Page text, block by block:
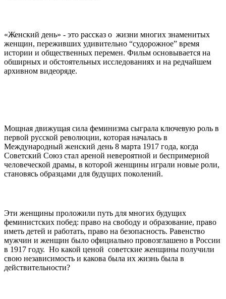
«Женский день» - это рассказ о жизни многих знаменитых
женщин, переживших удивительно “судорожное” время
истории и общественных перемен. Фильм основывается на
обширных и обстоятельных исследованиях и на редчайшем
архивном видеоряде.
Мощная движущая сила феминизма сыграла ключевую роль в
первой русской революции, которая началась в
Международный женский день 8 марта 1917 года, когда
Советский Союз стал ареной невероятной и беспримерной
человеческой драмы, в которой женщины играли новые роли,
становясь образцами для будущих поколений.
Эти женщины проложили путь для многих будущих
феминистских побед: право на свободу и образование, право
иметь детей и работать, право на безопасность. Равенство
мужчин и женщин было официально провозглашено в России
в 1917 году. Но какой ценой советские женщины получили
свою независимость и какова была их жизнь была в
действительности?